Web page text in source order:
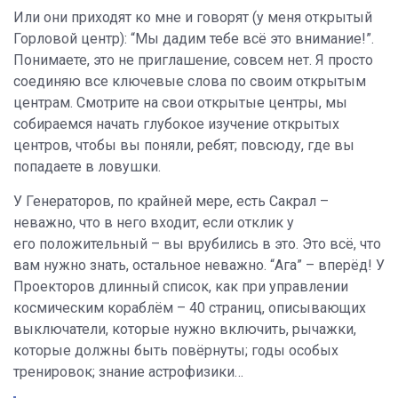
Или они приходят ко мне и говорят (у меня открытый
Горловой центр): “Мы дадим тебе всё это внимание!”.
Понимаете, это не приглашение, совсем нет. Я просто
соединяю все ключевые слова по своим открытым
центрам. Смотрите на свои открытые центры, мы
собираемся начать глубокое изучение открытых
центров, чтобы вы поняли, ребят; повсюду, где вы
попадаете в ловушки.
У Генераторов, по крайней мере, есть Сакрал –
неважно, что в него входит, если отклик у
его положительный – вы врубились в это. Это всё, что
вам нужно знать, остальное неважно. “Ага” – вперёд! У
Проекторов длинный список, как при управлении
космическим кораблём – 40 страниц, описывающих
выключатели, которые нужно включить, рычажки,
которые должны быть повёрнуты; годы особых
тренировок; знание астрофизики…